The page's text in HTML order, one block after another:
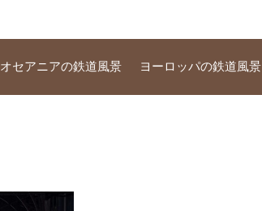
オセアニアの鉄道風景 ヨーロッパの鉄道風景